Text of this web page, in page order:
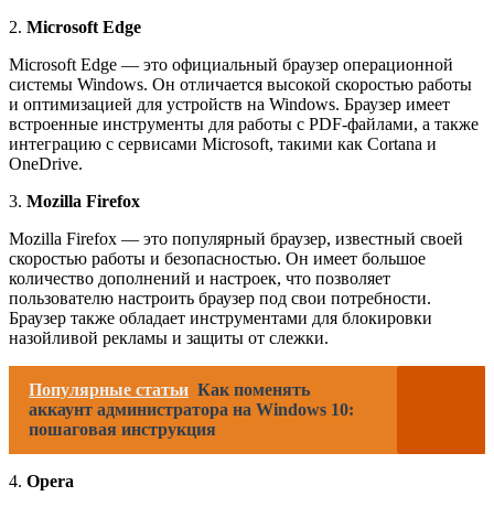
2. Microsoft Edge
Microsoft Edge — это официальный браузер операционной
системы Windows. Он отличается высокой скоростью работы
и оптимизацией для устройств на Windows. Браузер имеет
встроенные инструменты для работы с PDF-файлами, а также
интеграцию с сервисами Microsoft, такими как Cortana и
OneDrive.
3. Mozilla Firefox
Mozilla Firefox — это популярный браузер, известный своей
скоростью работы и безопасностью. Он имеет большое
количество дополнений и настроек, что позволяет
пользователю настроить браузер под свои потребности.
Браузер также обладает инструментами для блокировки
назойливой рекламы и защиты от слежки.
Популярные статьи Как поменять
аккаунт администратора на Windows 10:
пошаговая инструкция
4. Opera